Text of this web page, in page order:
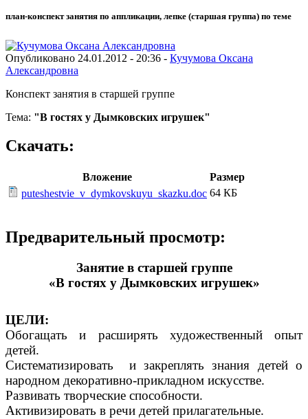
план-конспект занятия по аппликации, лепке (старшая группа) по теме
Опубликовано 24.01.2012 - 20:36 - Кучумова Оксана
Александровна
Конспект занятия в старшей группе
Тема: "В гостях у Дымковских игрушек"
Скачать:
Вложение
Размер
puteshestvie_v_dymkovskuyu_skazku.doc 64 КБ
Предварительный просмотр:
Занятие в старшей группе
«В гостях у Дымковских игрушек»
ЦЕЛИ:
Обогащать и расширять художественный опыт
детей.
Систематизировать и закреплять знания детей о
народном декоративно-прикладном искусстве.
Развивать творческие способности.
Активизировать в речи детей прилагательные.